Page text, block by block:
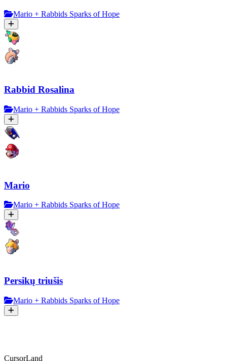
Mario + Rabbids Sparks of Hope
Rabbid Rosalina
Mario + Rabbids Sparks of Hope
Mario
Mario + Rabbids Sparks of Hope
Persikų triušis
Mario + Rabbids Sparks of Hope
CursorLand